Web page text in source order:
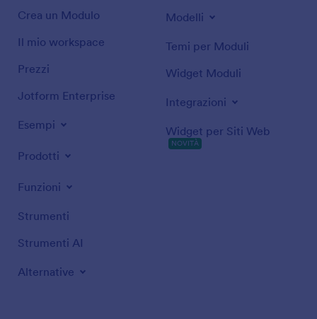
Crea un Modulo
Il mio workspace
Prezzi
Jotform Enterprise
Esempi
Prodotti
Funzioni
Strumenti
Strumenti AI
Alternative
Modelli
Temi per Moduli
Widget Moduli
Integrazioni
Widget per Siti Web
NOVITÀ